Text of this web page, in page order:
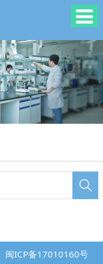
闽ICP备17010160号